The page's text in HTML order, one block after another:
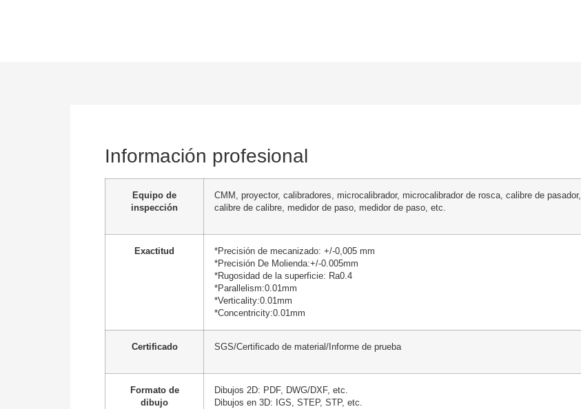
Información profesional
Equipo de
inspección
CMM, proyector, calibradores, microcalibrador, microcalibrador de rosca, calibre de pasador,
calibre de calibre, medidor de paso, medidor de paso, etc.
Exactitud
*Precisión de mecanizado: +/-0,005 mm
*Precisión De Molienda:+/-0.005mm
*Rugosidad de la superficie: Ra0.4
*Parallelism:0.01mm
*Verticality:0.01mm
*Concentricity:0.01mm
Certificado SGS/Certificado de material/Informe de prueba
Formato de
dibujo
Dibujos 2D: PDF, DWG/DXF, etc.
Dibujos en 3D: IGS, STEP, STP, etc.